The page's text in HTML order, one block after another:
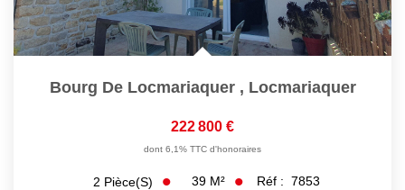
Bourg De Locmariaquer , Locmariaquer
222 800 €
dont 6,1% TTC d'honoraires
2 Pièce(s) 39 M² Réf : 7853